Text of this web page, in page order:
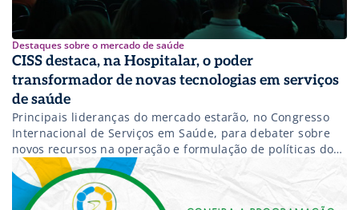
Destaques sobre o mercado de saúde
CISS destaca, na Hospitalar, o poder
transformador de novas tecnologias em serviços
de saúde
Principais lideranças do mercado estarão, no Congresso
Internacional de Serviços em Saúde, para debater sobre
novos recursos na operação e formulação de políticas do
sistema de saúde.